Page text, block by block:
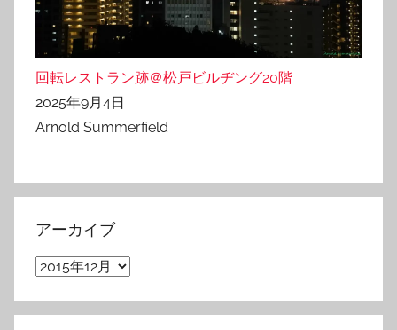
回転レストラン跡＠松戸ビルヂング20階
2025年9月4日
Arnold Summerfield
アーカイブ
ア
カ